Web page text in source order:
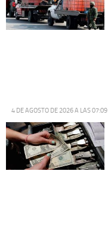
4 DE AGOSTO DE 2026 A LAS 07:09